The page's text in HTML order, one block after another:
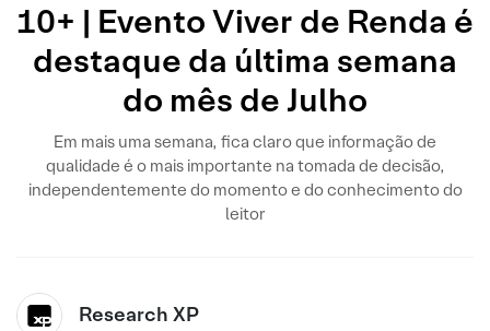
10+ | Evento Viver de Renda é
destaque da última semana
do mês de Julho
Em mais uma semana, fica claro que informação de
qualidade é o mais importante na tomada de decisão,
independentemente do momento e do conhecimento do
leitor
Research XP